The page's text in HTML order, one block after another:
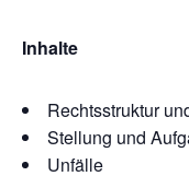
Inhalte
Rechtsstruktur
Stellung und
Unfälle